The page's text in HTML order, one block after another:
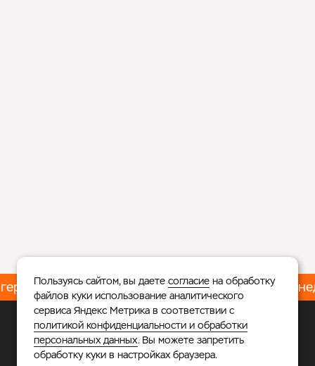
Ледовые тренировки – Встань на коньки за
Личный кабинет Расписание
Пользуясь сайтом, вы даете согласие на обработку
файлов куки использование аналитического
сервиса Яндекс Метрика в соответствии с
политикой конфиденциальности и обработки
персональных данных. Вы можете запретить
обработку куки в настройках браузера.